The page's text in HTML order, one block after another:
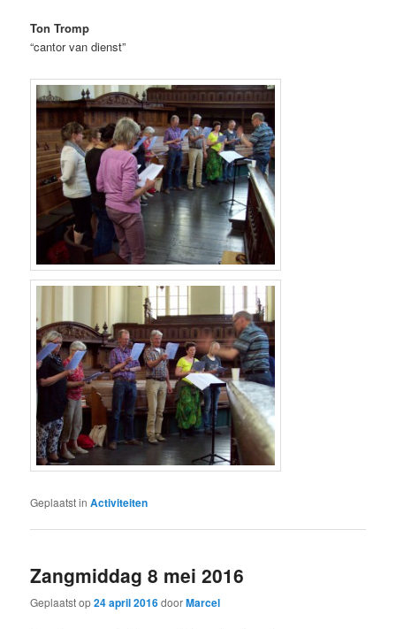
Ton Tromp
“cantor van dienst”
Geplaatst in Activiteiten
Zangmiddag 8 mei 2016
Geplaatst op24 april 2016doorMarcel